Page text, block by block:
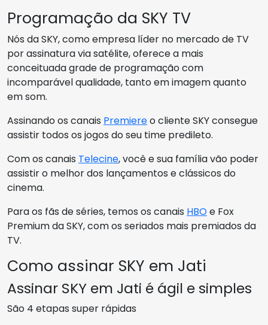
Programação da SKY TV
Nós da SKY, como empresa líder no mercado de TV
por assinatura via satélite, oferece a mais
conceituada grade de programação com
incomparável qualidade, tanto em imagem quanto
em som.
Assinando os canais Premiereo cliente SKY consegue
assistir todos os jogos do seu time predileto.
Com os canais Telecine, você e sua família vão poder
assistir o melhor dos lançamentos e clássicos do
cinema.
Para os fãs de séries, temos os canais HBOe Fox
Premium da SKY, com os seriados mais premiados da
TV.
Como assinar SKY em Jati
Assinar SKY em Jati é ágil e simples
São 4 etapas super rápidas